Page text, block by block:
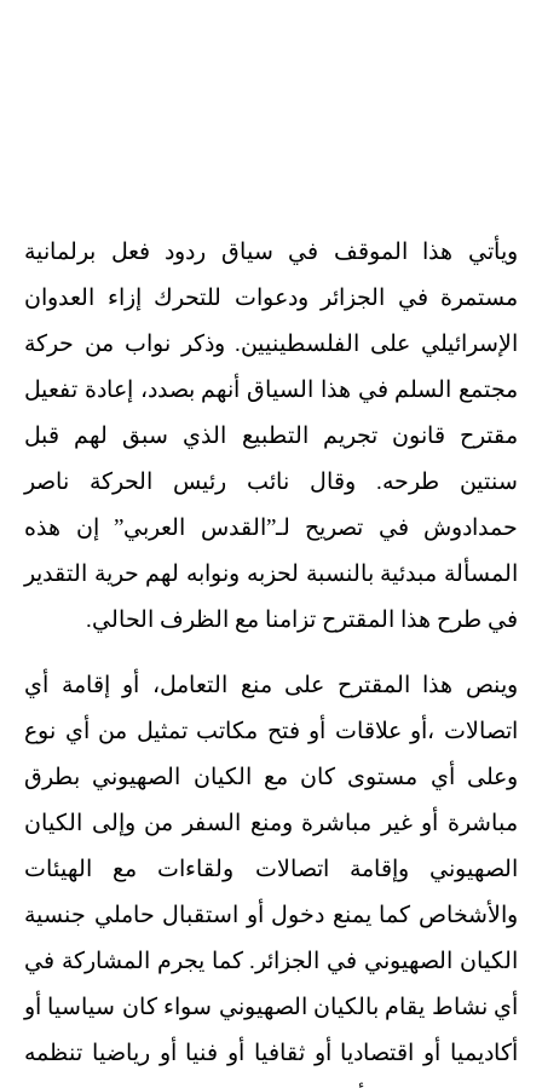
ويأتي هذا الموقف في سياق ردود فعل برلمانية
مستمرة في الجزائر ودعوات للتحرك إزاء العدوان
الإسرائيلي على الفلسطينيين. وذكر نواب من حركة
مجتمع السلم في هذا السياق أنهم بصدد، إعادة تفعيل
مقترح قانون تجريم التطبيع الذي سبق لهم قبل
سنتين طرحه. وقال نائب رئيس الحركة ناصر
حمدادوش في تصريح لـ”القدس العربي” إن هذه
المسألة مبدئية بالنسبة لحزبه ونوابه لهم حرية التقدير
في طرح هذا المقترح تزامنا مع الظرف الحالي.
وينص هذا المقترح على منع التعامل، أو إقامة أي
اتصالات ،أو علاقات أو فتح مكاتب تمثيل من أي نوع
وعلى أي مستوى كان مع الكيان الصهيوني بطرق
مباشرة أو غير مباشرة ومنع السفر من وإلى الكيان
الصهيوني وإقامة اتصالات ولقاءات مع الهيئات
والأشخاص كما يمنع دخول أو استقبال حاملي جنسية
الكيان الصهيوني في الجزائر. كما يجرم المشاركة في
أي نشاط يقام بالكيان الصهيوني سواء كان سياسيا أو
أكاديميا أو اقتصاديا أو ثقافيا أو فنيا أو رياضيا تنظمه